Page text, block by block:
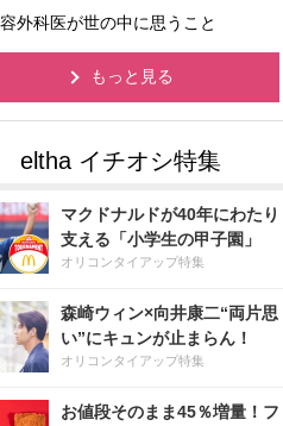
外科医が世の中に思うこと
もっと見る
マクドナルドが40年にわたり
支える「小学生の甲子園」
オリコンタイアップ特集
森崎ウィン×向井康二“両片思
い”にキュンが止まらん！
オリコンタイアップ特集
お値段そのまま45％増量！フ